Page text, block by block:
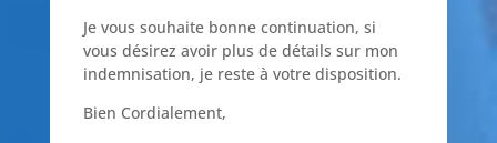
Je vous souhaite bonne continuation, si
vous désirez avoir plus de détails sur mon
indemnisation, je reste à votre disposition.
Bien Cordialement,